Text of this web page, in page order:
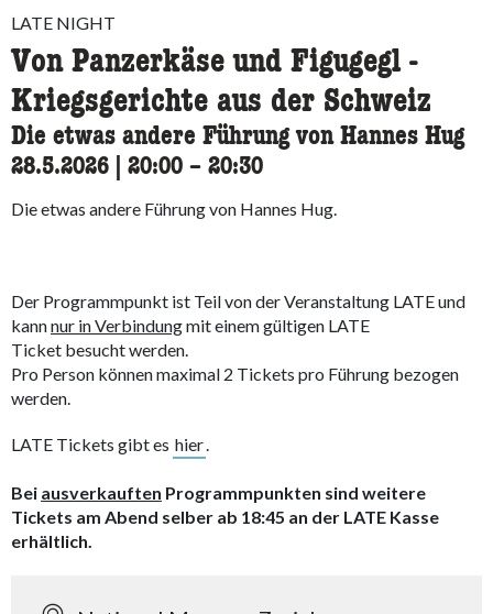
LATE NIGHT
Von Panzerkäse und Figugegl -
Kriegsgerichte aus der Schweiz
Die etwas andere Führung von Hannes Hug
28.5.2026 20:00 accessibility.time_to
– 20:30
Die etwas andere Führung von Hannes Hug.
Der Programmpunkt ist Teil von der Veranstaltung LATE und
kannnur in Verbindungmit einem gültigen LATE
Ticket besucht werden.
Pro Person können maximal 2 Tickets pro Führung bezogen
werden.
LATE Tickets gibt es hier.
Bei ausverkauften Programmpunkten sind weitere
Tickets am Abend selber ab 18:45 an der LATE Kasse
erhältlich.